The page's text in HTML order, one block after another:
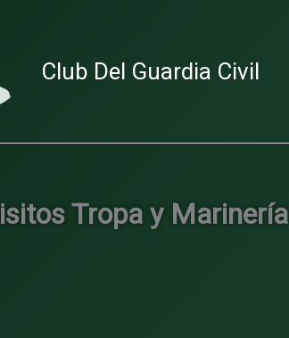
Club Del Guardia Civil
Tropa y Marinería